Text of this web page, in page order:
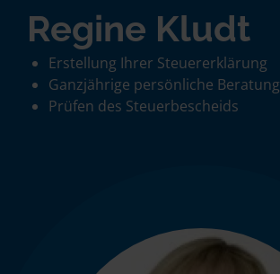
Regine Kludt
Erstellung Ihrer Steuererklärung
Ganzjährige persönliche Beratung
Prüfen des Steuerbescheids